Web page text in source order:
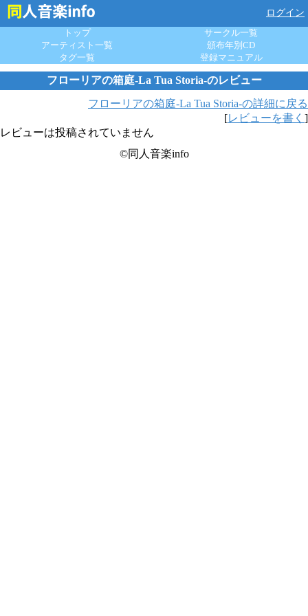
ログイン
トップ
サークル一覧
アーティスト一覧
頒布年別CD
タグ一覧
登録マニュアル
フローリアの箱庭-La Tua Storia-のレビュー
フローリアの箱庭-La Tua Storia-の詳細に戻る
[レビューを書く ]
レビューは投稿されていません
©同人音楽info